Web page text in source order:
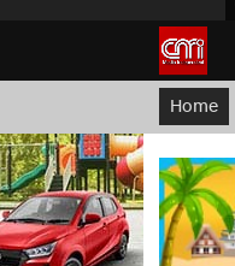
Home